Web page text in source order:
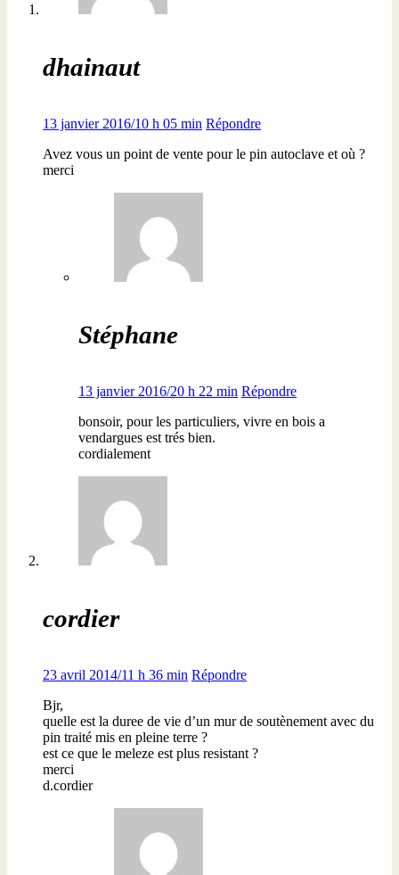
dhainaut
13 janvier 2016/10 h 05 min Répondre
Avez vous un point de vente pour le pin autoclave et où ?
merci
Stéphane
13 janvier 2016/20 h 22 min Répondre
bonsoir, pour les particuliers, vivre en bois a
vendargues est trés bien.
cordialement
cordier
23 avril 2014/11 h 36 min Répondre
Bjr,
quelle est la duree de vie d’un mur de soutènement avec du
pin traité mis en pleine terre ?
est ce que le meleze est plus resistant ?
merci
d.cordier